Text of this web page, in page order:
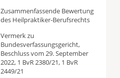
Zusammenfassende Bewertung
des Heilpraktiker-Berufsrechts
Vermerk zu
Bundesverfassungsgericht,
Beschluss vom 29. September
2022, 1 BvR 2380/21, 1 BvR
2449/21